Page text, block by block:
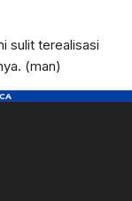
sulit terealisasi
(man)